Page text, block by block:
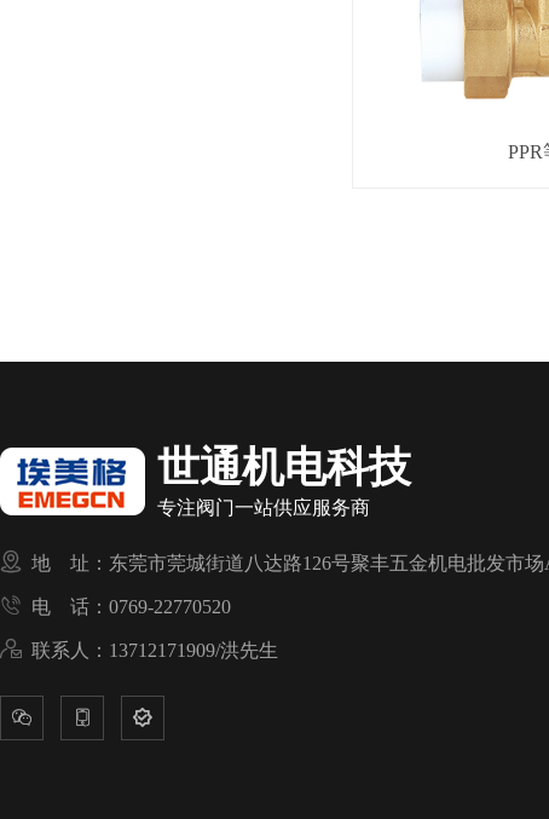
世通机电科技
专注阀门一站供应服务商
 地 址：东莞市莞城街道八达路126号聚丰五金机电批发市场
 电 话：0769-22770520
 联系人：13712171909/洪先生
  